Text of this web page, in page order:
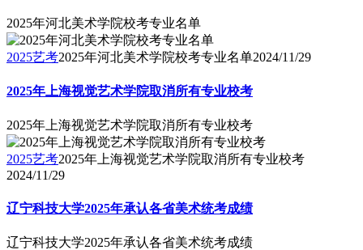
2025年河北美术学院校考专业名单
2025艺考2025年河北美术学院校考专业名单2024/11/29
2025年上海视觉艺术学院取消所有专业校考
2025年上海视觉艺术学院取消所有专业校考
2025艺考2025年上海视觉艺术学院取消所有专业校考
2024/11/29
辽宁科技大学2025年承认各省美术统考成绩
辽宁科技大学2025年承认各省美术统考成绩